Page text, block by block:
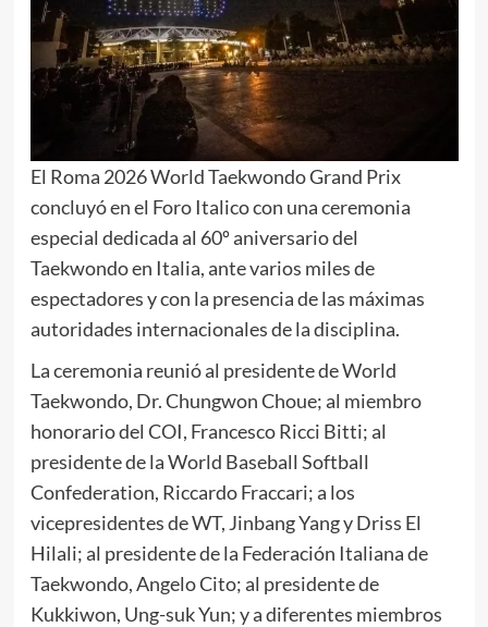
El Roma 2026 World Taekwondo Grand Prix
concluyó en el Foro Italico con una ceremonia
especial dedicada al 60º aniversario del
Taekwondo en Italia, ante varios miles de
espectadores y con la presencia de las máximas
autoridades internacionales de la disciplina.
La ceremonia reunió al presidente de World
Taekwondo, Dr. Chungwon Choue; al miembro
honorario del COI, Francesco Ricci Bitti; al
presidente de la World Baseball Softball
Confederation, Riccardo Fraccari; a los
vicepresidentes de WT, Jinbang Yang y Driss El
Hilali; al presidente de la Federación Italiana de
Taekwondo, Angelo Cito; al presidente de
Kukkiwon, Ung-suk Yun; y a diferentes miembros